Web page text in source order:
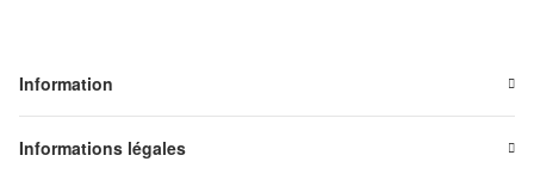
Information
Informations légales